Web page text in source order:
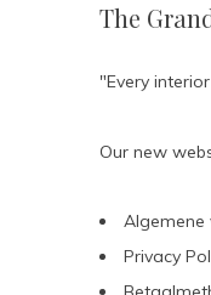
The
"Every
Our new
Privacy